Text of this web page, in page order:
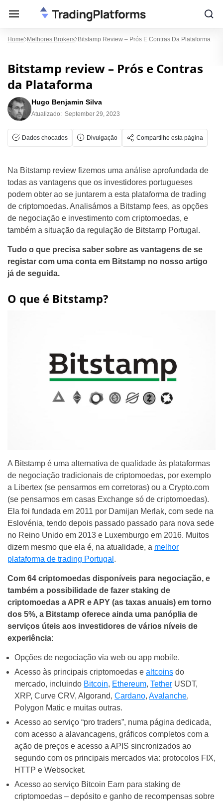
Home Melhores Brokers Bitstamp Review – Prós E Contras Da Plataforma
Bitstamp review – Prós e Contras
da Plataforma
Hugo Benjamin Silva
Atualizado: September 29, 2023
Dados chocados Divulgação Compartilhe esta página
Na Bitstamp review fizemos uma análise aprofundada de
todas as vantagens que os investidores portugueses
podem obter ao se juntarem a esta plataforma de trading
de criptomoedas. Analisámos a Bitstamp fees, as opções
de negociação e investimento com criptomoedas, e
também a situação da regulação de Bitstamp Portugal.
Tudo o que precisa saber sobre as vantagens de se
registar com uma conta em Bitstamp no nosso artigo
já de seguida.
O que é Bitstamp?
A Bitstamp é uma alternativa de qualidade às plataformas
de negociação tradicionais de criptomoedas, por exemplo
a Libertex (se pensarmos em corretoras) ou a Crypto.com
(se pensarmos em casas Exchange só de criptomoedas).
Ela foi fundada em 2011 por Damijan Merlak, com sede na
Eslovénia, tendo depois passado passado para nova sede
no Reino Unido em 2013 e Luxemburgo em 2016. Muitos
dizem mesmo que ela é, na atualidade, a melhor
plataforma de trading Portugal .
Com 64 criptomoedas disponíveis para negociação, e
também a possibilidade de fazer staking de
criptomoedas a APR e APY (as taxas anuais) em torno
dos 5%, a Bitstamp oferece ainda uma panóplia de
serviços úteis aos investidores de vários níveis de
experiência:
Opções de negociação via web ou app mobile.
Acesso às principais criptomoedas e altcoins do
mercado, incluindo Bitcoin, Ethereum, Tether USDT,
XRP, Curve CRV, Algorand, Cardano, Avalanche,
Polygon Matic e muitas outras.
Acesso ao serviço “pro traders”, numa página dedicada,
com acesso a alavancagens, gráficos completos com a
ação de preços e acesso a APIS sincronizados ao
segundo com os principais mercados via: protocolos FIX,
HTTP e Websocket.
Acesso ao serviço Bitcoin Earn para staking de
criptomoedas – depósito e ganho de recompensas sobre